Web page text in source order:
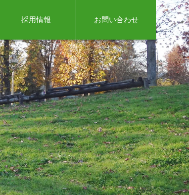
採用情報 お問い合わせ